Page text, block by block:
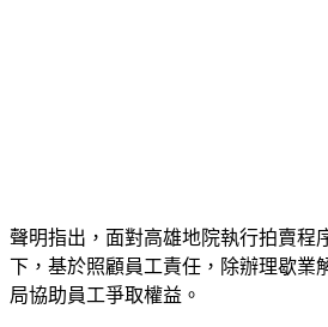
聲明指出，面對高雄地院執行拍賣程
下，基於照顧員工責任，除辦理歇業
局協助員工爭取權益。